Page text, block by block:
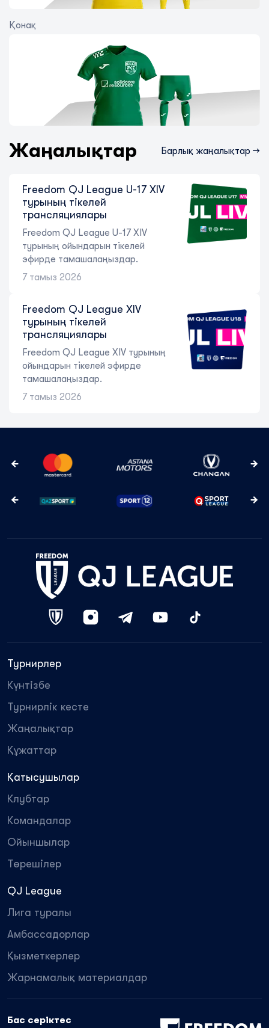
Қонақ
Жаңалықтар Барлық жаңалықтар →
Freedom QJ League U-16 XIV
турының тікелей трансляциялары
7 тамыз 2026
Freedom QJ League U-17 XIV
турының тікелей
трансляциялары
Freedom QJ League U-17 XIV
турының ойындарын тікелей
эфирде тамашалаңыздар.
7 тамыз 2026
Freedom QJ League XIV
турының тікелей
трансляциялары
Freedom QJ League XIV турының
ойындарын тікелей эфирде
тамашалаңыздар.
7 тамыз 2026
Турнирлер
Күнтізбе
Турнирлік кесте
Жаңалықтар
Құжаттар
Қатысушылар
Клубтар
Командалар
Ойыншылар
Төрешілер
QJ League
Лига туралы
Амбассадорлар
Қызметкерлер
Жарнамалық материалдар
Бас серіктес